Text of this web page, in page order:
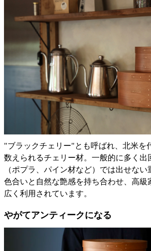
"ブラックチェリー"とも呼ばれ、北米を
数えられるチェリー材。一般的に多く出
（ポプラ、パイン材など）では出せな
色合いと自然な艶感を持ち合わせ、高級
広く利用されています。
やがてアンティークになる